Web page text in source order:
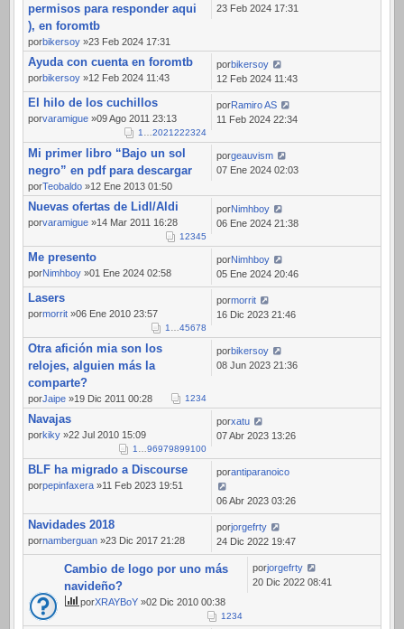
permisos para responder aqui
), en foromtb
porbikersoy »23 Feb 2024 17:31
23 Feb 2024 17:31
Ayuda con cuenta en foromtb
porbikersoy »12 Feb 2024 11:43
porbikersoy
12 Feb 2024 11:43
El hilo de los cuchillos
porvaramigue »09 Ago 2011 23:13
1 2021222324
porRamiro AS
11 Feb 2024 22:34
Mi primer libro “Bajo un sol
negro” en pdf para descargar
porTeobaldo »12 Ene 2013 01:50
porgeauvism
07 Ene 2024 02:03
Nuevas ofertas de Lidl/Aldi
porvaramigue »14 Mar 2011 16:28
12345
porNimhboy
06 Ene 2024 21:38
Me presento
porNimhboy »01 Ene 2024 02:58
porNimhboy
05 Ene 2024 20:46
Lasers
pormorrit »06 Ene 2010 23:57
1 45678
pormorrit
16 Dic 2023 21:46
Otra afición mia son los
relojes, alguien más la
comparte?
porJaipe »19 Dic 2011 00:28 1234
porbikersoy
08 Jun 2023 21:36
Navajas
porkiky »22 Jul 2010 15:09
1 96979899100
porxatu
07 Abr 2023 13:26
BLF ha migrado a Discourse
porpepinfaxera »11 Feb 2023 19:51
porantiparanoico
06 Abr 2023 03:26
Navidades 2018
pornamberguan »23 Dic 2017 21:28
porjorgefrty
24 Dic 2022 19:47
Cambio de logo por uno más
navideño?
porXRAYBoY »02 Dic 2010 00:38
1234
porjorgefrty
20 Dic 2022 08:41